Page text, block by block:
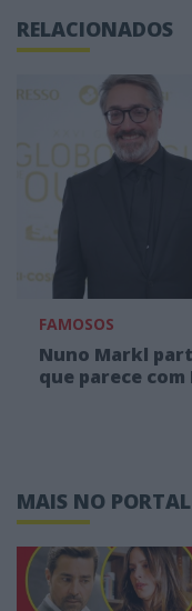
RELACIONADOS
FAMOSOS
Nuno Markl
que parece
MAIS NO PORTAL